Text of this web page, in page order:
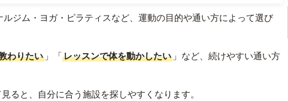
ジム・ヨガ・ピラティスなど、運動の目的や通い方によって選び
わりたい 」「レッスンで体を動かしたい 」など、続けやすい通い方
ると、自分に合う施設を探しやすくなります。